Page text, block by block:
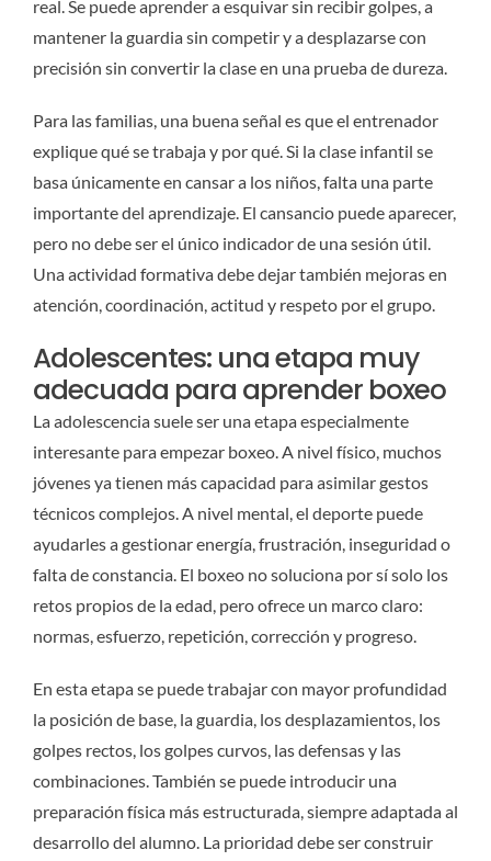
real. Se puede aprender a esquivar sin recibir golpes, a
mantener la guardia sin competir y a desplazarse con
precisión sin convertir la clase en una prueba de dureza.
Para las familias, una buena señal es que el entrenador
explique qué se trabaja y por qué. Si la clase infantil se
basa únicamente en cansar a los niños, falta una parte
importante del aprendizaje. El cansancio puede aparecer,
pero no debe ser el único indicador de una sesión útil.
Una actividad formativa debe dejar también mejoras en
atención, coordinación, actitud y respeto por el grupo.
Adolescentes: una etapa muy
adecuada para aprender boxeo
La adolescencia suele ser una etapa especialmente
interesante para empezar boxeo. A nivel físico, muchos
jóvenes ya tienen más capacidad para asimilar gestos
técnicos complejos. A nivel mental, el deporte puede
ayudarles a gestionar energía, frustración, inseguridad o
falta de constancia. El boxeo no soluciona por sí solo los
retos propios de la edad, pero ofrece un marco claro:
normas, esfuerzo, repetición, corrección y progreso.
En esta etapa se puede trabajar con mayor profundidad
la posición de base, la guardia, los desplazamientos, los
golpes rectos, los golpes curvos, las defensas y las
combinaciones. También se puede introducir una
preparación física más estructurada, siempre adaptada al
desarrollo del alumno. La prioridad debe ser construir